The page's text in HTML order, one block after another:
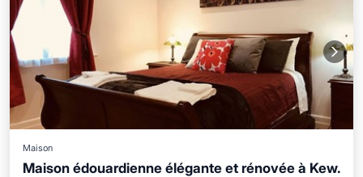
Maison
Maison édouardienne élégante et rénovée à Kew.